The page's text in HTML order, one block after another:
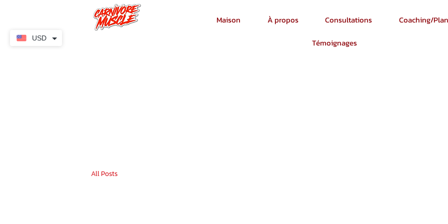
Maison À propos Consultations
Coaching/
Témoignages
All Posts
USD